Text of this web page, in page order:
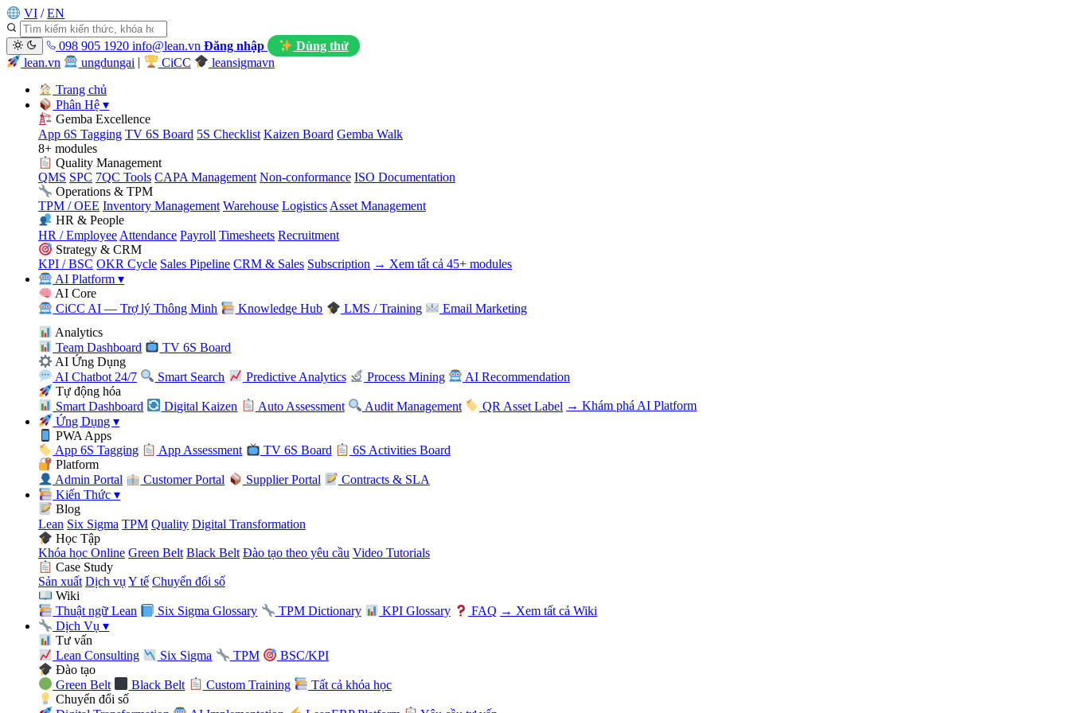
VI / EN
098 905 1920 info@lean.vn Đăng nhập
Dùng thử
lean.vn
ungdungai CiCC leansigmavn
Trang chủ
Phân Hệ▾
Gemba Excellence
App 6S Tagging TV 6S Board 5S Checklist Kaizen Board Gemba Walk
8+ modules
Quality Management
QMS SPC 7QC Tools CAPA Management Non-conformance ISO Documentation
Operations & TPM
TPM / OEE Inventory Management Warehouse LogisticsAsset Management
HR & People
HR / Employee Attendance Payroll Timesheets Recruitment
Strategy & CRM
KPI / BSC OKR Cycle Sales Pipeline CRM & Sales Subscription → Xem tất cả 45+ modules
AI Platform▾
AI Core
CiCC AI — Trợ lý Thông Minh
Knowledge Hub LMS / Training
Email Marketing
Analytics
Team Dashboard
TV 6S Board
AI Ứng Dụng
AI Chatbot 24/7
Smart Search Predictive Analytics Process Mining
AI Recommendation
Tự động hóa
Smart Dashboard
Digital Kaizen Auto Assessment Audit Management QR Asset Label → Khám phá AI Platform
Ứng Dụng▾
PWA Apps
App 6S Tagging
App Assessment TV 6S Board
6S Activities Board
Platform
Admin Portal
Customer Portal Supplier Portal
Contracts & SLA
Kiến Thức▾
Blog
Lean Six Sigma TPM Quality Digital Transformation
Học Tập
Khóa học Online Green Belt Black Belt Đào tạo theo yêu cầu Video Tutorials
Case Study
Sản xuất Dịch vụ Y tế Chuyển đổi số
Wiki
Thuật ngữ Lean
Six Sigma Glossary TPM Dictionary KPI Glossary FAQ → Xem tất cả Wiki
Dịch Vụ▾
Tư vấn
Lean Consulting
Six Sigma TPM
BSC/KPI
Đào tạo
Green Belt
Black Belt Custom Training
Tất cả khóa học
Chuyển đổi số